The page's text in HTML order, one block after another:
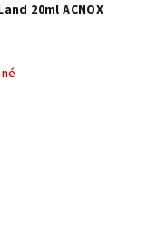
20ml ACNOX